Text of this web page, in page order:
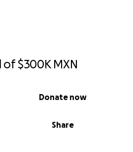
of$300K MXN
Share
Donate now